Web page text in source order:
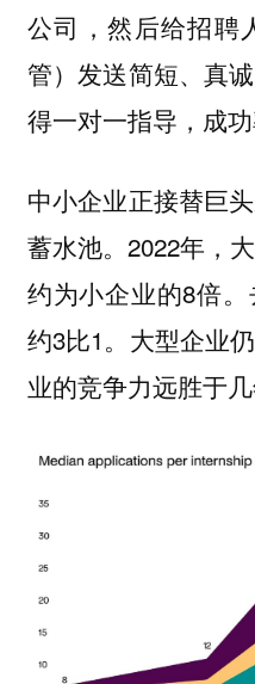
公司 ，然后给招
管）发送简短、真
得一对一指导 ，成
中小企业正接替巨
蓄水池。2022年，
约为小企业的8倍
约3比1。大型企业
业的竞争力远胜于几